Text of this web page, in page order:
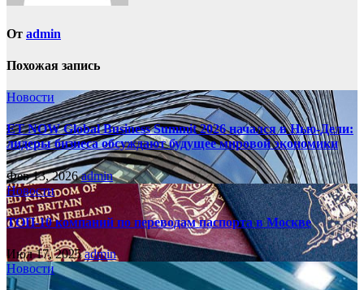
От admin
Похожая запись
Новости
ET NOW Global Business Summit 2026 начался в Нью‑Дели:
лидеры бизнеса обсуждают будущее мировой экономики
Фев 13, 2026admin
Новости
ТОП-10 компаний по переводам паспорта в Москве
Июл 17, 2025admin
Новости